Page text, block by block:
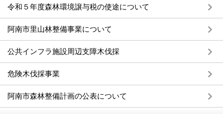
令和５年度森林環境譲与税の使途について
阿南市里山林整備事業について
公共インフラ施設周辺支障木伐採
危険木伐採事業
阿南市森林整備計画の公表について